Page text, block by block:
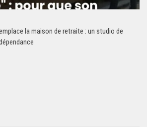
la maison de retraite : un studio de